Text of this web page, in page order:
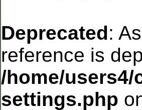
Deprecated:
reference is
/home/users4/
settings.php